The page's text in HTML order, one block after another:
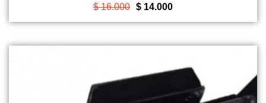
$16.000 El
precio
$ 16.000.
$ 14.000El
precio
$ 14.000.